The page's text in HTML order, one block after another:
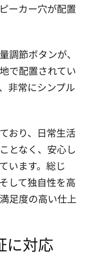
ーカー穴が配置
調節ボタンが、
で配置されてい
非常にシンプル
おり、日常生活
となく、安心し
います。総じ
して独自性を高
足度の高い仕上
に対応